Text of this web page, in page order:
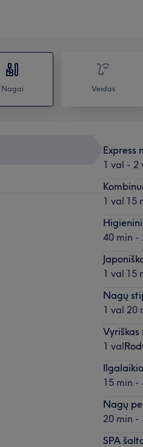
Nagai Veidas
Express
1 val - 2
1 val 15
40 min -
1 val 15
Nagų
1 val 20
1 val
15 min -
Nagų
20 min -
SPA